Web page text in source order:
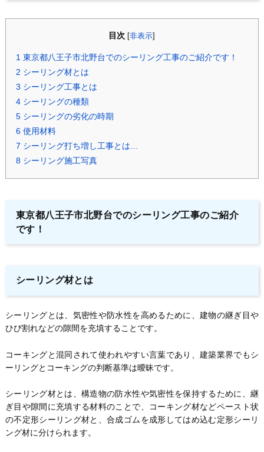
目次 [非表示
1東京都八王子市北野台でのシーリング工事のご紹介です！
2 シーリング材とは
3 シーリング工事とは
4シーリングの種類
5シーリングの劣化の時期
6使用材料
7 シーリング打ち増し工事とは…
8シーリング施工写真
東京都八王子市北野台でのシーリング工事のご紹介
です！
シーリング材とは
シーリングとは、気密性や防水性を高めるために、建物の継ぎ目や
ひび割れなどの隙間を充填することです。
コーキングと混同されて使われやすい言葉であり、建築業界でもシ
ーリングとコーキングの判断基準は曖昧です。
シーリング材とは、構造物の防水性や気密性を保持するために、継
ぎ目や隙間に充填する材料のことで、コーキング材などペースト状
の不定形シーリング材と、合成ゴムを成形してはめ込む定形シーリ
ング材に分けられます。